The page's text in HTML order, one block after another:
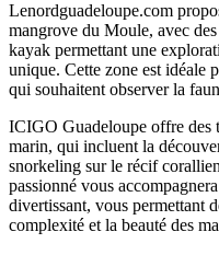
Lenordguadeloupe.com
mangrove du Moule, avec
kayak permettant une
unique. Cette zone est idéale
qui souhaitent observer la
ICIGO Guadeloupe offre des
marin, qui incluent la
snorkeling sur le récif
passionné vous
divertissant, vous permettant
complexité et la beauté des